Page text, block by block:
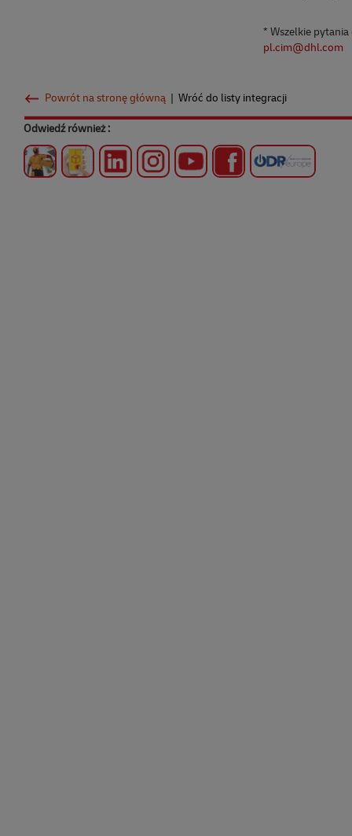
* Wszelkie
pl.cim@dhl.com
Powrót na stronę główną | Wróć do listy integracji
Odwiedź również :